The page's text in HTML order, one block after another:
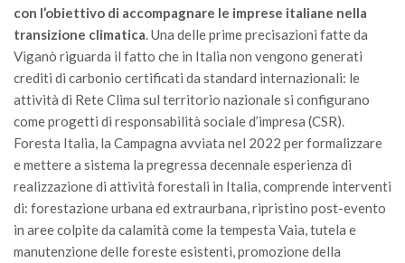
Congressi
Convegni
Corsi di Aggiornamento
Corsi di Specializzazione
Giornate di Studio
Opportunità di Lavoro
Rassegne
Reports
Simposii
con l’obiettivo di accompagnare le imprese italiane nella
transizione climatica. Una delle prime precisazioni fatte da
Viganò riguarda il fatto che in Italia non vengono generati
crediti di carbonio certificati da standard internazionali: le
attività di Rete Clima sul territorio nazionale si configurano
come progetti di responsabilità sociale d’impresa (CSR).
Foresta Italia, la Campagna avviata nel 2022 per formalizzare
e mettere a sistema la pregressa decennale esperienza di
realizzazione di attività forestali in Italia, comprende interventi
di: forestazione urbana ed extraurbana, ripristino post-evento
in aree colpite da calamità come la tempesta Vaia, tutela e
manutenzione delle foreste esistenti, promozione della